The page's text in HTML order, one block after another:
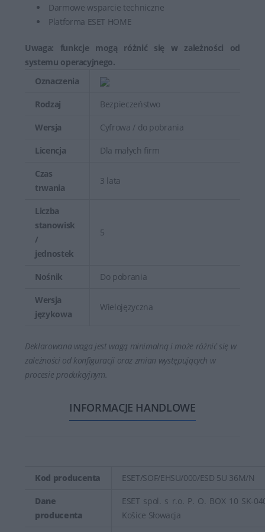
Darmowe wsparcie techniczne
Platforma ESET HOME
Uwaga: funkcje mogą różnić się w zależności od
systemu operacyjnego.
Oznaczenia
Rodzaj Bezpieczeństwo
Wersja Cyfrowa / do pobrania
Licencja Dla małych firm
Czas
trwania
3 lata
Liczba
stanowisk
/
jednostek
5
Nośnik Do pobrania
Wersja
językowa
Wielojęzyczna
Deklarowana waga jest wagą minimalną i może różnić się w
zależności od konfiguracji oraz zmian występujących w
procesie produkcyjnym.
INFORMACJE HANDLOWE
Kod producenta ESET/SOF/EHSU/000/ESD 5U 36M/N
Dane
producenta
ESET spol. s r.o. P. O. BOX 10 SK-
Košice Słowacja